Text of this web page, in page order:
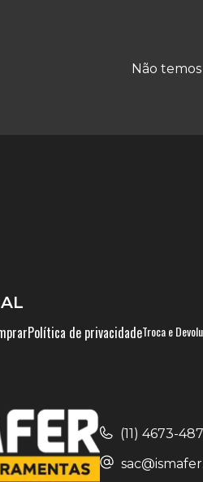
Não
Política de privacidadeTroca e
(11) 4673-